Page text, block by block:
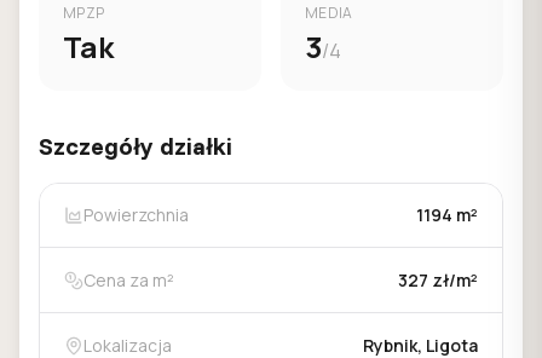
MPZP
Tak
MEDIA
3/4
Szczegóły działki
Powierzchnia 1194 m²
Cena za m² 327 zł/m²
Lokalizacja Rybnik, Ligota